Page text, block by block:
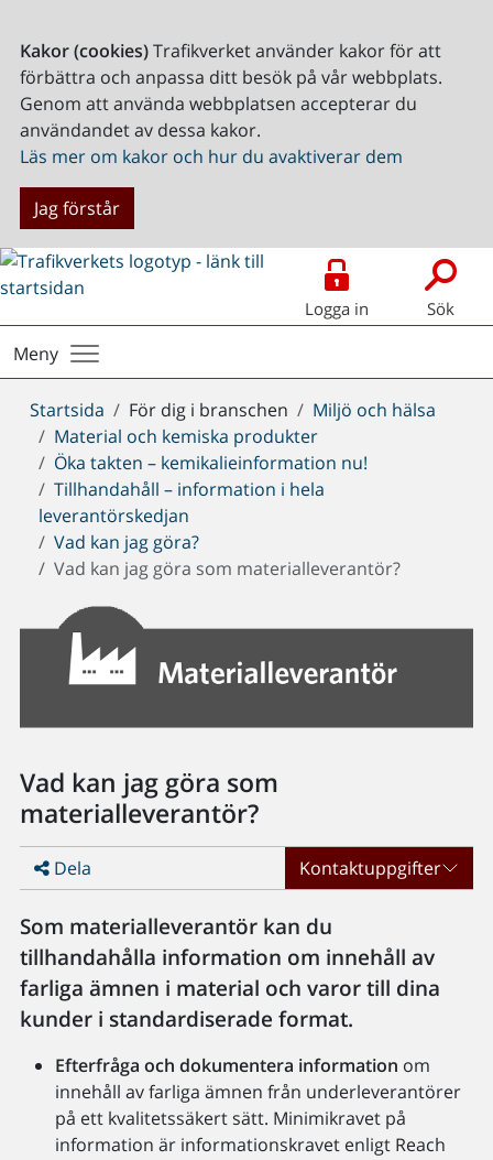
Kakor (cookies)Trafikverket använder kakor för att
förbättra och anpassa ditt besök på vår webbplats.
Genom att använda webbplatsen accepterar du
användandet av dessa kakor.
Läs mer om kakor och hur du avaktiverar dem
Jag förstår
Logga in Sök
Meny
Du
är
här:
Startsida För dig i branschen
Miljö och hälsa
Material och kemiska produkter
Öka takten – kemikalieinformation nu!
Tillhandahåll – information i hela
leverantörskedjan
Vad kan jag göra?
Vad kan jag göra som materialleverantör?
Vad kan jag göra som
materialleverantör?
Dela Kontaktuppgifter
Som materialleverantör kan du
tillhandahålla information om innehåll av
farliga ämnen i material och varor till dina
kunder i standardiserade format.
Efterfråga och dokumentera information om
innehåll av farliga ämnen från underleverantörer
på ett kvalitetssäkert sätt. Minimikravet på
information är informationskravet enligt Reach